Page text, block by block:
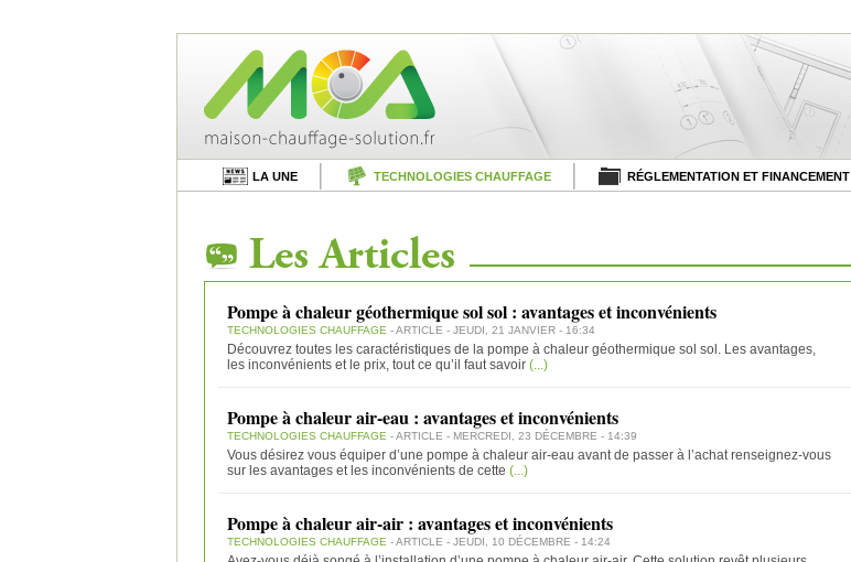
LA UNE TECHNOLOGIES CHAUFFAGE RÉGLEMENTATION ET FINANCEMENT
Pompe à chaleur géothermique sol sol : avantages et inconvénients
TECHNOLOGIES CHAUFFAGE - ARTICLE - JEUDI, 21 JANVIER - 16:34
Découvrez toutes les caractéristiques de la pompe à chaleur géothermique sol sol. Les avantages,
les inconvénients et le prix, tout ce qu’il faut savoir (...)
Pompe à chaleur air-eau : avantages et inconvénients
TECHNOLOGIES CHAUFFAGE - ARTICLE - MERCREDI, 23 DÉCEMBRE - 14:39
Vous désirez vous équiper d’une pompe à chaleur air-eau avant de passer à l’achat renseignez-vous
sur les avantages et les inconvénients de cette (...)
Pompe à chaleur air-air : avantages et inconvénients
TECHNOLOGIES CHAUFFAGE - ARTICLE - JEUDI, 10 DÉCEMBRE - 14:24